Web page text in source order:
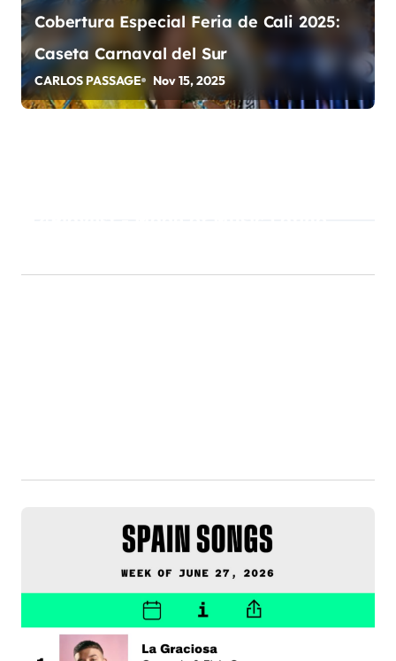
Cobertura Especial Feria de Cali 2025:
Caseta Carnaval del Sur
CARLOS PASSAGE Nov 15, 2025